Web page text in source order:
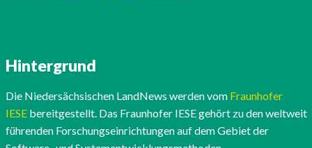
Hintergrund
Die Niedersächsischen LandNews werden vom Fraunhofer
IESEbereitgestellt. Das Fraunhofer IESE gehört zu den weltweit
führenden Forschungseinrichtungen auf dem Gebiet der